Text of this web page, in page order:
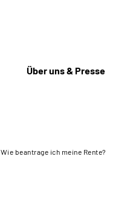
Über uns & Presse
Wie beantrage ich meine Rente?